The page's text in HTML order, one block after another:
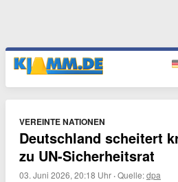
VEREINTE NATIONEN
Deutschland scheitert
zu UN-Sicherheitsrat
03. Juni 2026, 20:18 Uhr ·Quelle:dpa